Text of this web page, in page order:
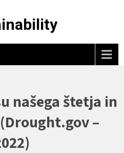
našega štetja in
–